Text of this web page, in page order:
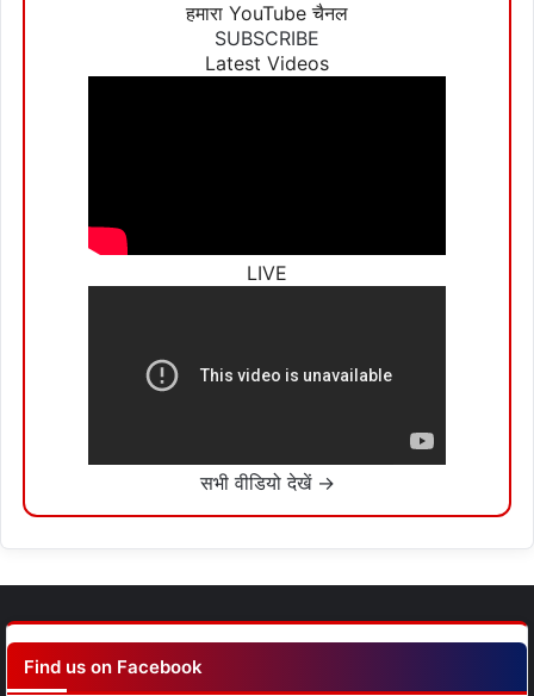
हमारा YouTube चैनल
SUBSCRIBE
Latest Videos
LIVE
सभी वीडियो देखें →
Find us on Facebook